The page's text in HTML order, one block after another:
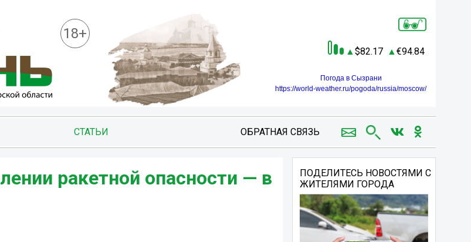
18+
82.17 94.84
Погода в Сызрани
https://world-weather.ru/pogoda/russia/moscow/
СТАТЬИ ОБРАТНАЯ СВЯЗЬ
ракетной опасности — в
ПОДЕЛИТЕСЬ НОВОСТЯМИ С
ЖИТЕЛЯМИ ГОРОДА